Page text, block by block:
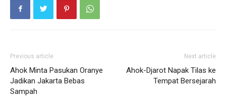
Previous article
Ahok Minta Pasukan Oranye
Jadikan Jakarta Bebas
Sampah
Next article
Ahok-Djarot Napak Tilas ke
Tempat Bersejarah